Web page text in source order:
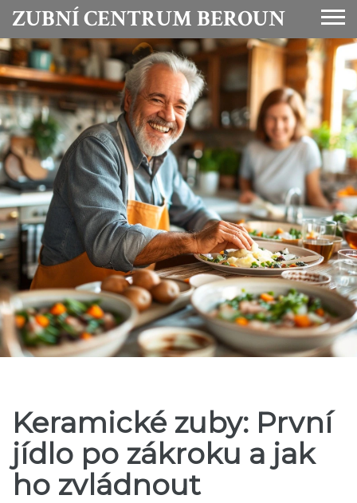
ZUBNÍ CENTRUM BEROUN
Keramické zuby: První
jídlo po zákroku a jak
ho zvládnout